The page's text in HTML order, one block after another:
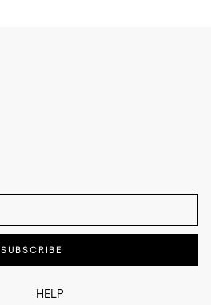
HELP
SUBSCRIBE